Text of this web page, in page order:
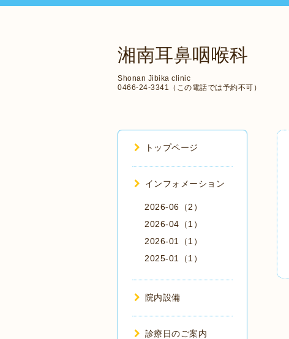
湘南耳鼻咽喉科
Shonan Jibika clinic
0466-24-3341（この電話では予約不可）
トップページ
インフォメーション
2026-06（2）
2026-04（1）
2026-01（1）
2025-01（1）
院内設備
診療日のご案内